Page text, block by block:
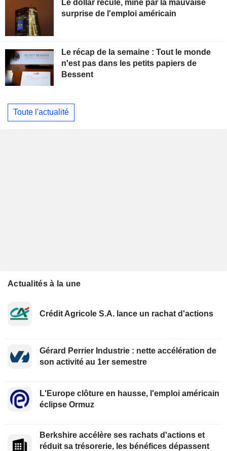
Le dollar recule, miné par la mauvaise
surprise de l'emploi américain
Le récap de la semaine : Tout le monde
n'est pas dans les petits papiers de
Bessent
Toute l'actualité
Actualités à la une
Crédit Agricole S.A. lance un rachat d'actions
Gérard Perrier Industrie : nette accélération de
son activité au 1er semestre
L'Europe clôture en hausse, l'emploi américain
éclipse Ormuz
Berkshire accélère ses rachats d'actions et
réduit sa trésorerie, les bénéfices dépassent